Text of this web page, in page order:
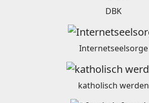
DBK
Internetseelsorge
katholisch werden